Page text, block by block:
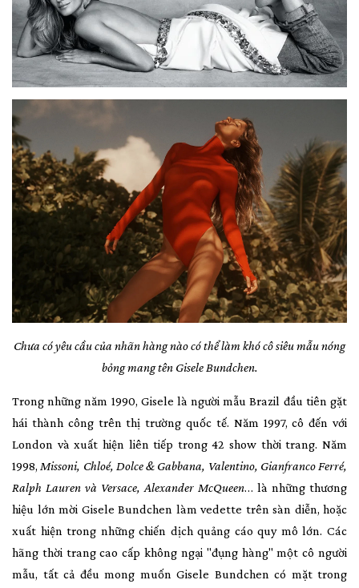
Chưa có yêu cầu của nhãn hàng nào có thể làm khó cô siêu mẫu nóng
bỏng mang tên Gisele Bundchen.
Trong những năm 1990, Gisele là người mẫu Brazil đầu tiên gặt
hái thành công trên thị trường quốc tế. Năm 1997, cô đến với
London và xuất hiện liên tiếp trong 42 show thời trang. Năm
1998, Missoni, Chloé, Dolce & Gabbana, Valentino, Gianfranco Ferré,
Ralph Lauren và Versace, Alexander McQueen… là những thương
hiệu lớn mời Gisele Bundchen làm vedette trên sàn diễn, hoặc
xuất hiện trong những chiến dịch quảng cáo quy mô lớn. Các
hãng thời trang cao cấp không ngại "đụng hàng" một cô người
mẫu, tất cả đều mong muốn Gisele Bundchen có mặt trong